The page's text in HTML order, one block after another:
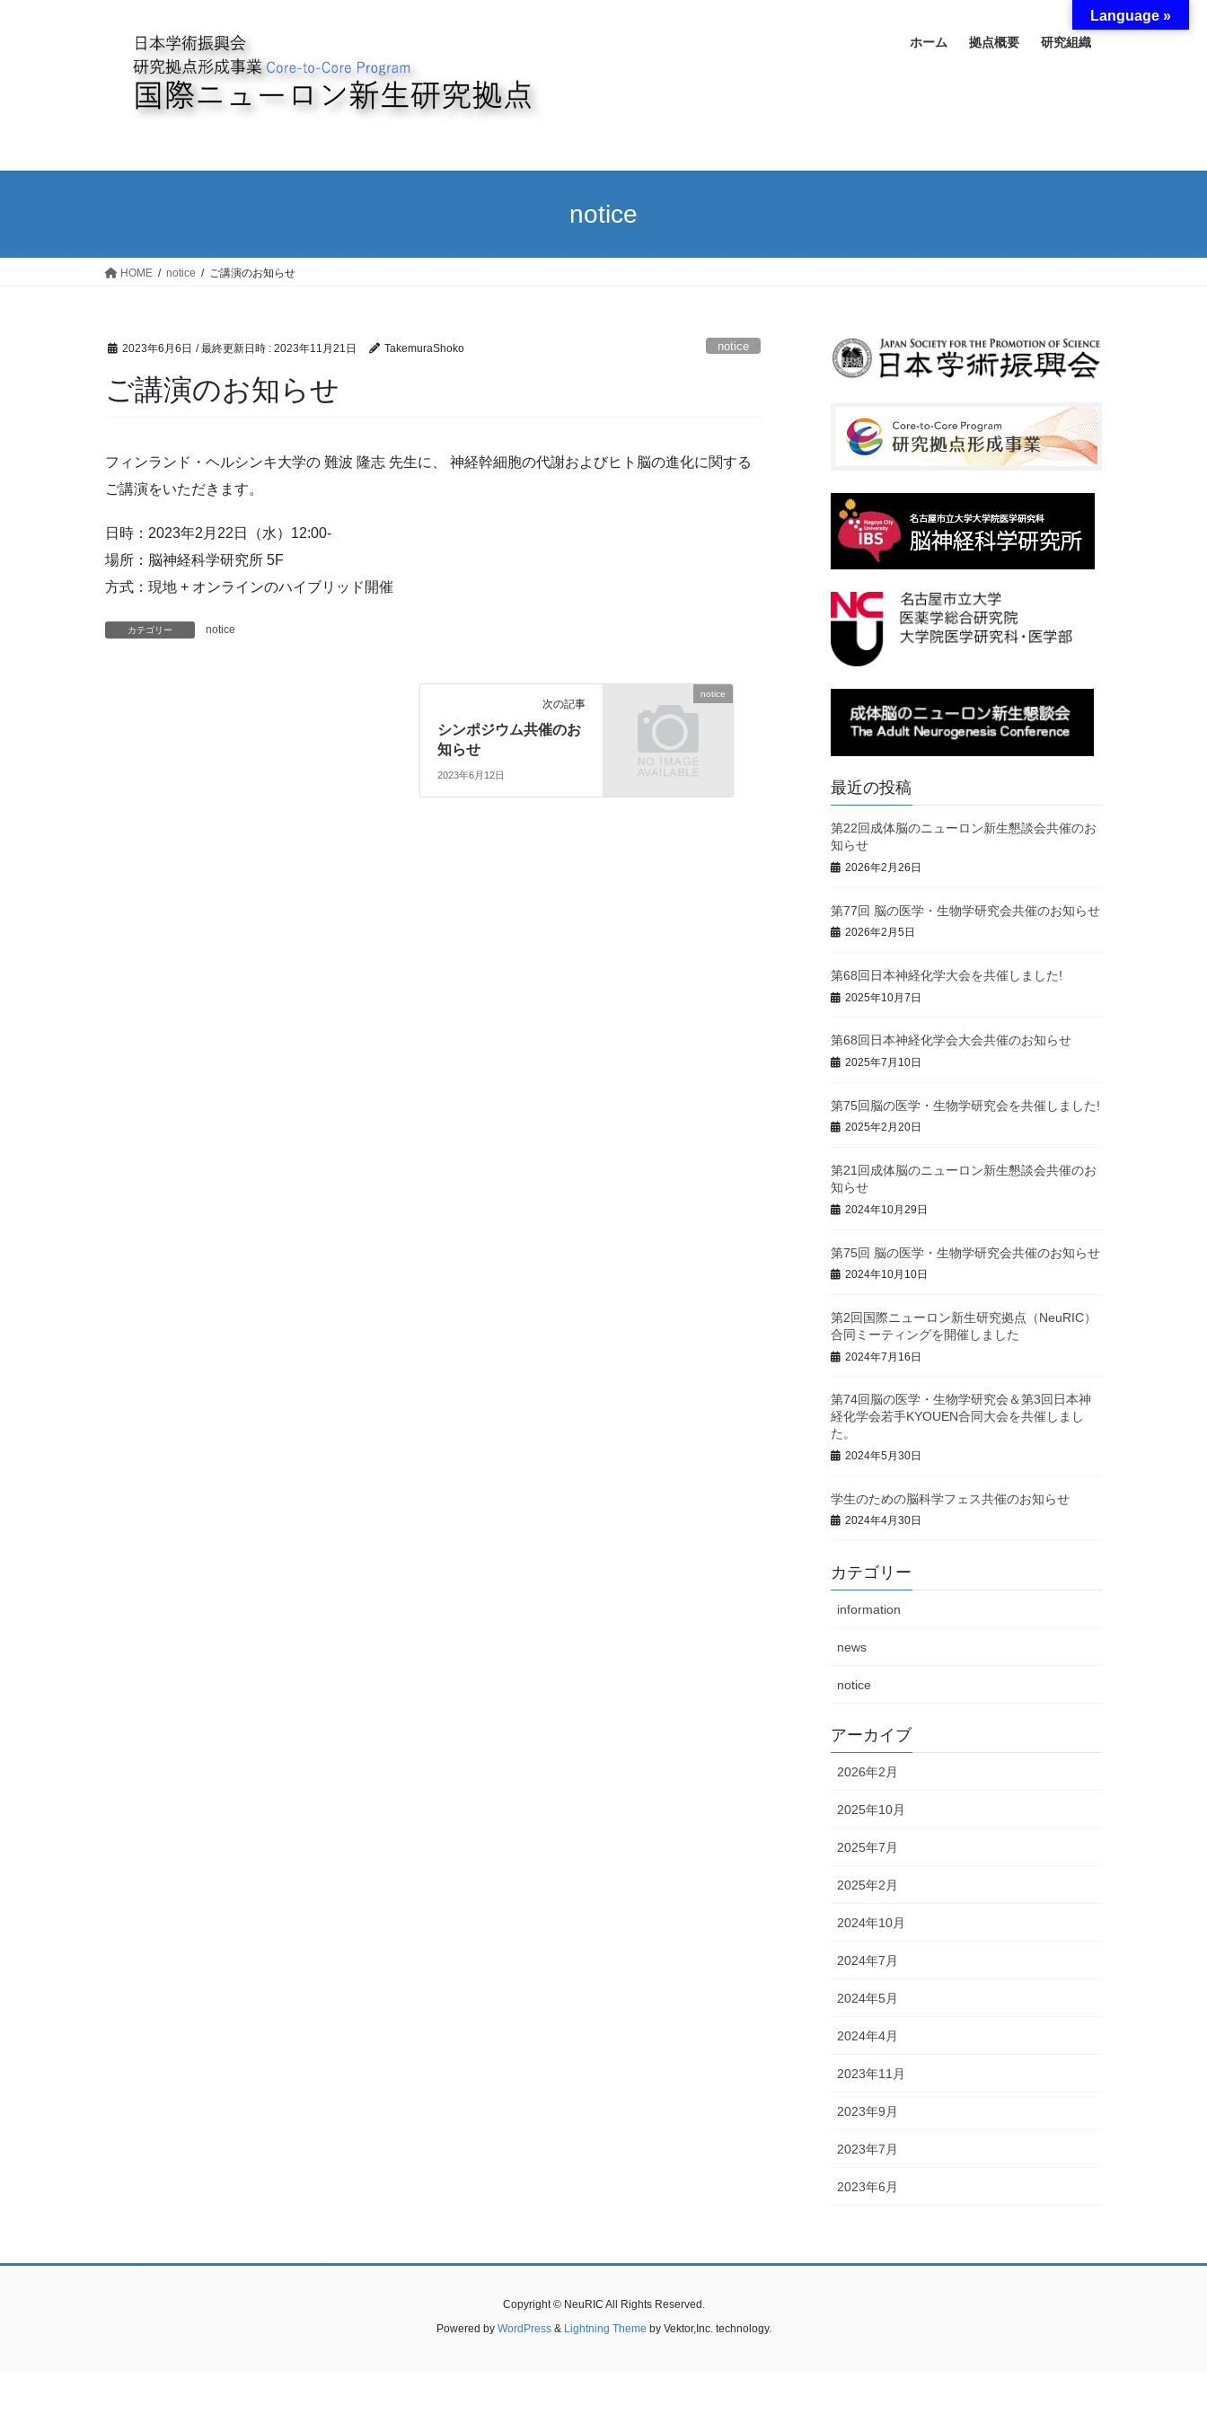
ホーム 拠点概要 研究組織
notice
HOME notice ご講演のお知らせ
2023年6月6日 / 最終更新日時 : 2023年11月21日 TakemuraShoko notice
ご講演のお知らせ
フィンランド・ヘルシンキ大学の 難波 隆志 先生に、 神経幹細胞の代謝およびヒト脳の進化に関する
ご講演をいただきます。
日時：2023年2月22日（水）12:00-
場所：脳神経科学研究所 5F
方式：現地 + オンラインのハイブリッド開催
カテゴリー notice
notice
次の記事
シンポジウム共催のお
知らせ
2023年6月12日
最近の投稿
第22回成体脳のニューロン新生懇談会共催のお
知らせ
2026年2月26日
第77回 脳の医学・生物学研究会共催のお知らせ
2026年2月5日
第68回日本神経化学大会を共催しました!
2025年10月7日
第68回日本神経化学会大会共催のお知らせ
2025年7月10日
第75回脳の医学・生物学研究会を共催しました!
2025年2月20日
第21回成体脳のニューロン新生懇談会共催のお
知らせ
2024年10月29日
第75回 脳の医学・生物学研究会共催のお知らせ
2024年10月10日
第2回国際ニューロン新生研究拠点（NeuRIC）
合同ミーティングを開催しました
2024年7月16日
第74回脳の医学・生物学研究会＆第3回日本神
経化学会若手KYOUEN合同大会を共催しまし
た。
2024年5月30日
学生のための脳科学フェス共催のお知らせ
2024年4月30日
カテゴリー
information
news
notice
アーカイブ
2026年2月
2025年10月
2025年7月
2025年2月
2024年10月
2024年7月
2024年5月
2024年4月
2023年11月
2023年9月
2023年7月
2023年6月
Copyright © NeuRIC All Rights Reserved.
Powered by WordPress& Lightning Theme by Vektor,Inc. technology.
Language »